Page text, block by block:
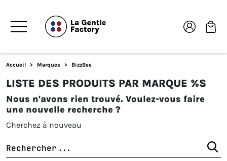
Accueil Marques BizzBee
LISTE DES PRODUITS PAR MARQUE %S
Nous n'avons rien trouvé. Voulez-vous faire
une nouvelle recherche ?
Cherchez à nouveau